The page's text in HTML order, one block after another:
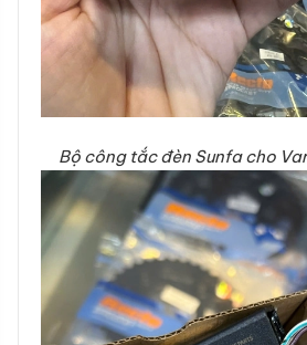
Bộ công tắc đèn Sunfa cho